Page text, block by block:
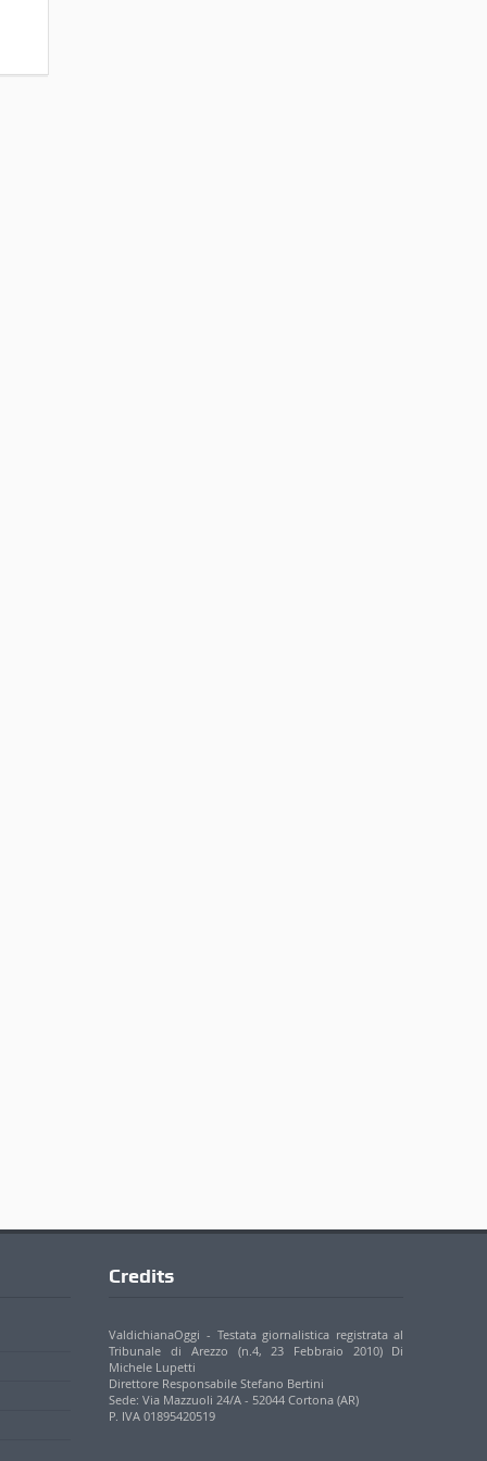
Credits
ValdichianaOggi - Testata giornalistica registrata al
Tribunale di Arezzo (n.4, 23 Febbraio 2010) Di
Michele Lupetti
Direttore Responsabile Stefano Bertini
Sede: Via Mazzuoli 24/A - 52044 Cortona (AR)
P. IVA 01895420519